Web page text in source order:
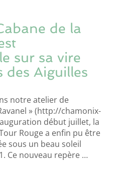
de la
sur sa vire
des Aiguilles
notre atelier de
» (http://chamonix-
début juillet, la
Rouge a enfin pu être
sous un beau soleil
Ce nouveau repère …